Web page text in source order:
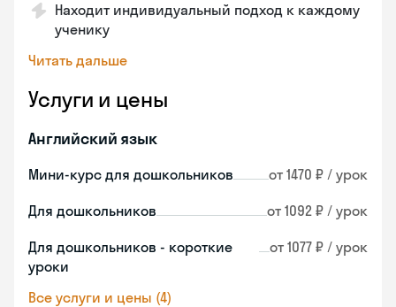
Находит индивидуальный подход к каждому
ученику
Читать дальше
Услуги и цены
Английский язык
Мини-курс для дошкольников от 1470 ₽ / урок
Для дошкольников от 1092 ₽ / урок
Для дошкольников - короткие
уроки
от 1077 ₽ / урок
Все услуги и цены (4)